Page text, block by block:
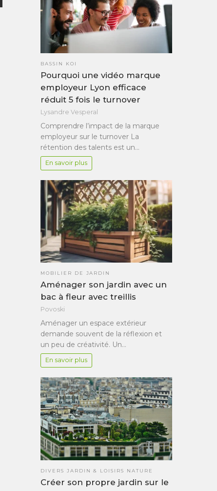
BASSIN KOI
Pourquoi une vidéo marque
employeur Lyon efficace
réduit 5 fois le turnover
Lysandre Vesperal
Comprendre l’impact de la marque
employeur sur le turnover La
rétention des talents est un…
En savoir plus
MOBILIER DE JARDIN
Aménager son jardin avec un
bac à fleur avec treillis
Povoski
Aménager un espace extérieur
demande souvent de la réflexion et
un peu de créativité. Un…
En savoir plus
DIVERS JARDIN & LOISIRS NATURE
Créer son propre jardin sur le